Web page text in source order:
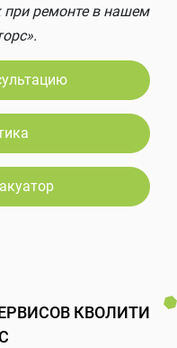
при ремонте в нашем
КВОЛИТИ